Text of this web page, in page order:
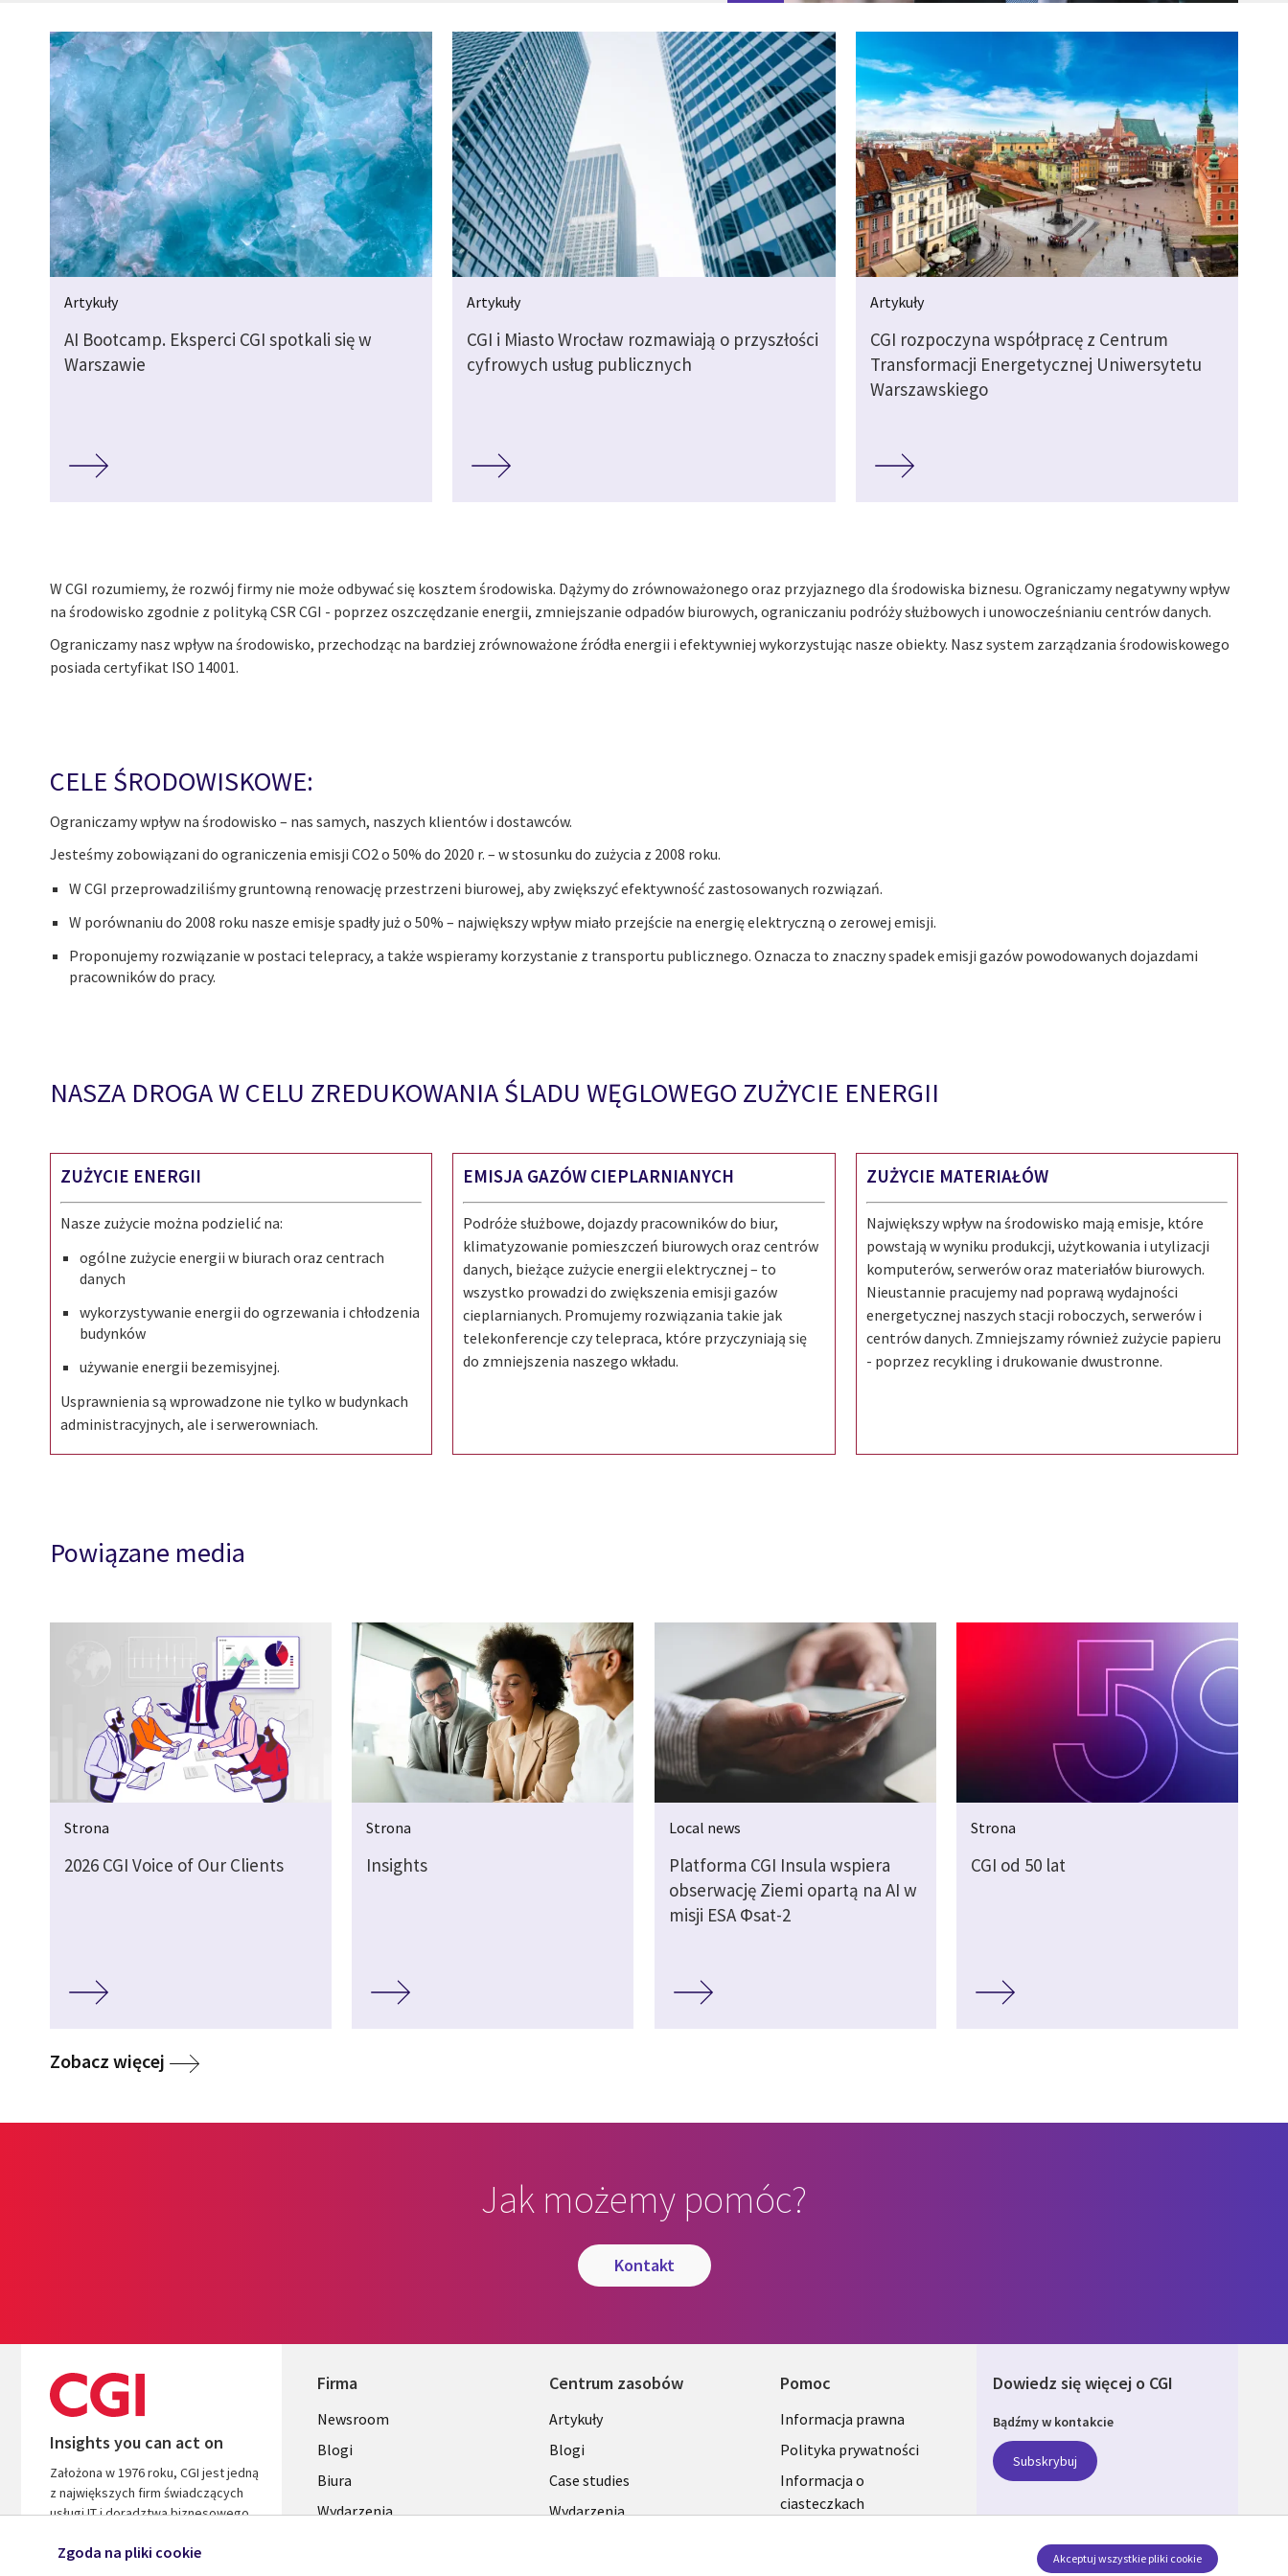
Artykuły
AI Bootcamp. Eksperci CGI spotkali się w
Warszawie
Artykuły
CGI i Miasto Wrocław rozmawiają o przyszłości
cyfrowych usług publicznych
Artykuły
CGI rozpoczyna współpracę z Centrum
Transformacji Energetycznej Uniwersytetu
Warszawskiego
W CGI rozumiemy, że rozwój firmy nie może odbywać się kosztem środowiska. Dążymy do zrównoważonego oraz przyjaznego dla środowiska biznesu. Ograniczamy negatywny wpływ
na środowisko zgodnie z polityką CSR CGI - poprzez oszczędzanie energii, zmniejszanie odpadów biurowych, ograniczaniu podróży służbowych i unowocześnianiu centrów danych.
Ograniczamy nasz wpływ na środowisko, przechodząc na bardziej zrównoważone źródła energii i efektywniej wykorzystując nasze obiekty. Nasz system zarządzania środowiskowego
posiada certyfikat ISO 14001.
CELE ŚRODOWISKOWE:
Ograniczamy wpływ na środowisko – nas samych, naszych klientów i dostawców.
Jesteśmy zobowiązani do ograniczenia emisji CO2 o 50% do 2020 r. – w stosunku do zużycia z 2008 roku.
W CGI przeprowadziliśmy gruntowną renowację przestrzeni biurowej, aby zwiększyć efektywność zastosowanych rozwiązań.
W porównaniu do 2008 roku nasze emisje spadły już o 50% – największy wpływ miało przejście na energię elektryczną o zerowej emisji.
Proponujemy rozwiązanie w postaci telepracy, a także wspieramy korzystanie z transportu publicznego. Oznacza to znaczny spadek emisji gazów powodowanych dojazdami
pracowników do pracy.
NASZA DROGA W CELU ZREDUKOWANIA ŚLADU WĘGLOWEGO ZUŻYCIE ENERGII
ZUŻYCIE ENERGII
Nasze zużycie można podzielić na:
ogólne zużycie energii w biurach oraz centrach
danych
wykorzystywanie energii do ogrzewania i chłodzenia
budynków
używanie energii bezemisyjnej.
Usprawnienia są wprowadzone nie tylko w budynkach
administracyjnych, ale i serwerowniach.
EMISJA GAZÓW CIEPLARNIANYCH
Podróże służbowe, dojazdy pracowników do biur,
klimatyzowanie pomieszczeń biurowych oraz centrów
danych, bieżące zużycie energii elektrycznej – to
wszystko prowadzi do zwiększenia emisji gazów
cieplarnianych. Promujemy rozwiązania takie jak
telekonferencje czy telepraca, które przyczyniają się
do zmniejszenia naszego wkładu.
ZUŻYCIE MATERIAŁÓW
Największy wpływ na środowisko mają emisje, które
powstają w wyniku produkcji, użytkowania i utylizacji
komputerów, serwerów oraz materiałów biurowych.
Nieustannie pracujemy nad poprawą wydajności
energetycznej naszych stacji roboczych, serwerów i
centrów danych. Zmniejszamy również zużycie papieru
- poprzez recykling i drukowanie dwustronne.
Powiązane media
Strona
2026 CGI Voice of Our Clients
Strona
Insights
Local news
Platforma CGI Insula wspiera
obserwację Ziemi opartą na AI w
misji ESA Φsat-2
Strona
CGI od 50 lat
Zobacz więcej Media
Jak możemy pomóc?
kontakt
Insights you can act on
Założona w 1976 roku, CGI jest jedną
z największych firm świadczących
usługi IT i doradztwa biznesowego
na wnioski i wyniki, aby przyspieszyć
Firma
Useful
links
SECTIONS
POLSKA
Newsroom
Blogi
Biura
Wydarzenia
Centrum zasobów
Library
Links
SECTIONS
POLSKA
Artykuły
Blogi
Case studies
Wydarzenia
Pomoc
Legal
SECTIONS
POLSKA
Informacja prawna
Polityka prywatności
Informacja o
ciasteczkach
Dowiedz się więcej o CGI
Bądźmy w kontakcie
Subskrybuj
Zgoda na pliki cookie Akceptuj wszystkie pliki cookie